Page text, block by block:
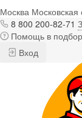
Москва Московская
8 800 200-82-71
Помощь в
Вход